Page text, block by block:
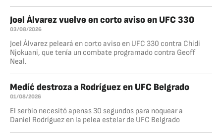
Joel Álvarez vuelve en corto aviso en UFC 330
03/08/2026
Joel Álvarez peleará en corto aviso en UFC 330 contra Chidi
Njokuani, que tenía un combate programado contra Geoff
Neal.
Medíć destroza a Rodríguez en UFC Belgrado
01/08/2026
El serbio necesitó apenas 30 segundos para noquear a
Daniel Rodríguez en la pelea estelar de UFC Belgrado